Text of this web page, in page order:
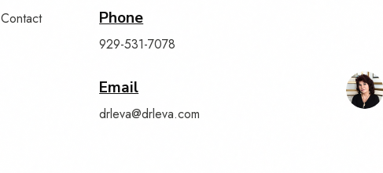
Contact
Phone
929-531-7078
Email
drleva@drleva.com